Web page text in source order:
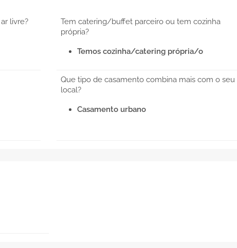
livre?
Tem catering/buffet parceiro ou tem cozinha
própria?
Temos cozinha/catering própria/o
Que tipo de casamento combina mais com o seu
local?
Casamento urbano